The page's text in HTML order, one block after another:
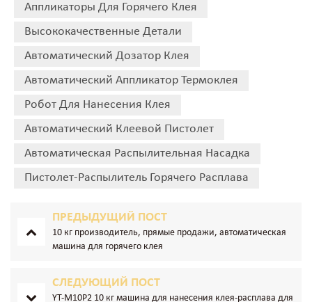
Аппликаторы Для Горячего Клея
Высококачественные Детали
Автоматический Дозатор Клея
Автоматический Аппликатор Термоклея
Робот Для Нанесения Клея
Автоматический Клеевой Пистолет
Автоматическая Распылительная Насадка
Пистолет-Распылитель Горячего Расплава
ПРЕДЫДУЩИЙ ПОСТ
10 кг производитель, прямые продажи, автоматическая
машина для горячего клея
СЛЕДУЮЩИЙ ПОСТ
YT-M10P2 10 кг машина для нанесения клея-расплава для